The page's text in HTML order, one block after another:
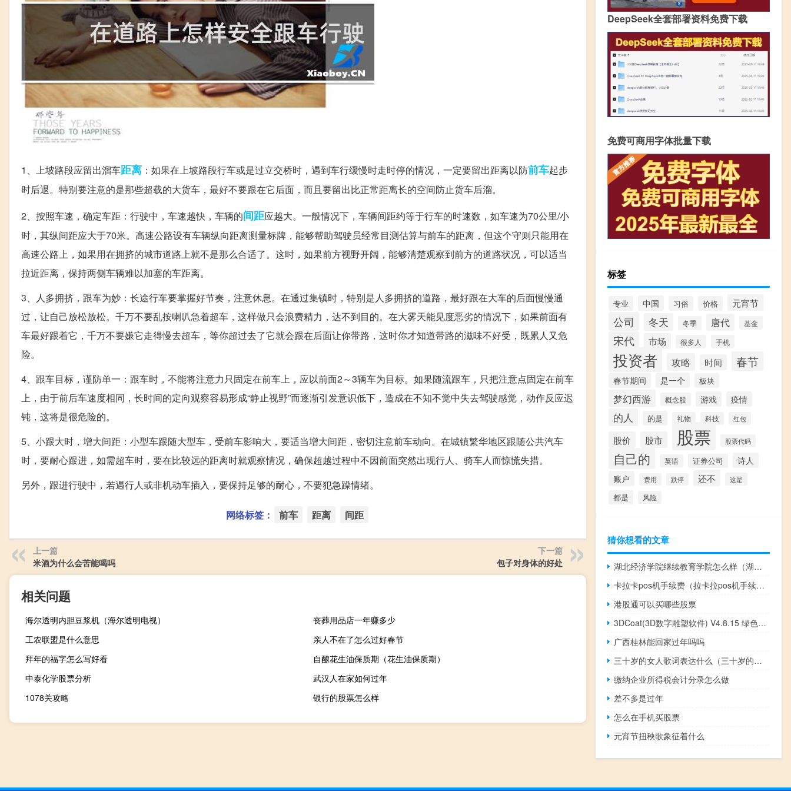
1、上坡路段应留出溜车距离 ：如果在上坡路段行车或是过立交桥时，遇到车行缓慢时走时停的情况，一定要留出距离以防前车起步
时后退。特别要注意的是那些超载的大货车，最好不要跟在它后面，而且要留出比正常距离长的空间防止货车后溜。
2、按照车速，确定车距：行驶中，车速越快，车辆的间距应越大。一般情况下，车辆间距约等于行车的时速数，如车速为70公里/小
时，其纵间距应大于70米。高速公路设有车辆纵向距离测量标牌，能够帮助驾驶员经常目测估算与前车的距离，但这个守则只能用在
高速公路上，如果用在拥挤的城市道路上就不是那么合适了。这时，如果前方视野开阔，能够清楚观察到前方的道路状况，可以适当
拉近距离，保持两侧车辆难以加塞的车距离。
3、人多拥挤，跟车为妙：长途行车要掌握好节奏，注意休息。在通过集镇时，特别是人多拥挤的道路，最好跟在大车的后面慢慢通
过，让自己放松放松。千万不要乱按喇叭急着超车，这样做只会浪费精力，达不到目的。在大雾天能见度恶劣的情况下，如果前面有
车最好跟着它，千万不要嫌它走得慢去超车，等你超过去了它就会跟在后面让你带路，这时你才知道带路的滋味不好受，既累人又危
险。
4、跟车目标，谨防单一：跟车时，不能将注意力只固定在前车上，应以前面2～3辆车为目标。如果随流跟车，只把注意点固定在前车
上，由于前后车速度相同，长时间的定向观察容易形成“静止视野”而逐渐引发意识低下，造成在不知不觉中失去驾驶感觉，动作反应迟
钝，这将是很危险的。
5、小跟大时，增大间距：小型车跟随大型车，受前车影响大，要适当增大间距，密切注意前车动向。在城镇繁华地区跟随公共汽车
时，要耐心跟进，如需超车时，要在比较远的距离时就观察情况，确保超越过程中不因前面突然出现行人、骑车人而惊慌失措。
另外，跟进行驶中，若遇行人或非机动车插入，要保持足够的耐心，不要犯急躁情绪。
网络标签： 前车 距离 间距
上一篇
米酒为什么会苦能喝吗
下一篇
包子对身体的好处
相关问题
海尔透明内胆豆浆机（海尔透明电视）
丧葬用品店一年赚多少
工农联盟是什么意思
亲人不在了怎么过好春节
拜年的福字怎么写好看
自酿花生油保质期（花生油保质期）
中泰化学股票分析
武汉人在家如何过年
1078关攻略
银行的股票怎么样
DeepSeek全套部署资料免费下载
免费可商用字体批量下载
标签
专业 中国 习俗 价格 元宵节
公司 冬天 冬季 唐代 基金
宋代 市场 很多人 手机
投资者 攻略 时间 春节
春节期间 是一个 板块
梦幻西游 概念股 游戏 疫情
的人 的是 礼物 科技 红包
股价 股市 股票 股票代码
自己的 英语 证券公司
诗人
账户
费用 跌停 还不 这是
都是 风险
猜你想看的文章
湖北经济学院继续教育学院怎么样（湖北经济学院继续教育学院）
卡拉卡pos机手续费（拉卡拉pos机手续费）
港股通可以买哪些股票
3DCoat(3D数字雕塑软件) V4.8.15 绿色版（3DCoat(3D数字雕塑软件) V4.8.15 绿色版功能简介）
广西桂林能回家过年吗吗
三十岁的女人歌词表达什么（三十岁的女人歌词）
缴纳企业所得税会计分录怎么做
差不多是过年
怎么在手机买股票
元宵节扭秧歌象征着什么